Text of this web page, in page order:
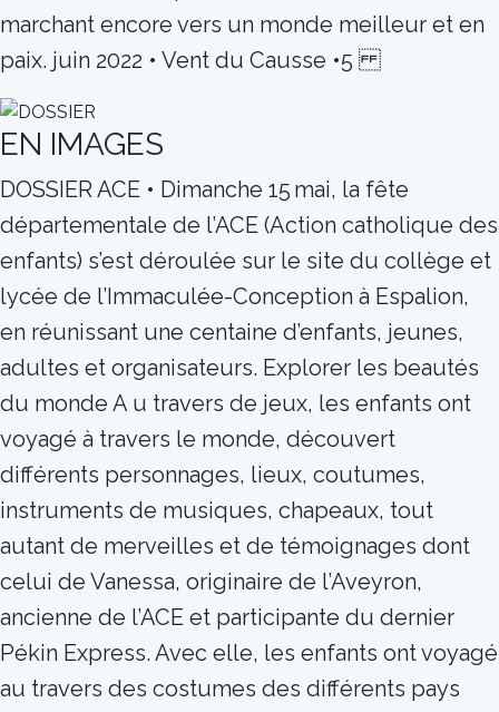
marchant encore vers un monde meilleur et en
paix. juin 2022 • Vent du Causse •5
EN IMAGES
DOSSIER ACE • Dimanche 15 mai, la fête
départementale de l’ACE (Action catholique des
enfants) s’est déroulée sur le site du collège et
lycée de l’Immaculée-Conception à Espalion,
en réunissant une centaine d’enfants, jeunes,
adultes et organisateurs. Explorer les beautés
du monde A u travers de jeux, les enfants ont
voyagé à travers le monde, découvert
différents personnages, lieux, coutumes,
instruments de musiques, chapeaux, tout
autant de merveilles et de témoignages dont
celui de Vanessa, originaire de l’Aveyron,
ancienne de l’ACE et participante du dernier
Pékin Express. Avec elle, les enfants ont voyagé
au travers des costumes des différents pays